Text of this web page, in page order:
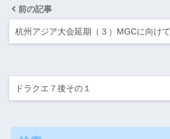
前の記事
杭州アジア大会延期（３）MGCに向けて
ドラクエ７後その１